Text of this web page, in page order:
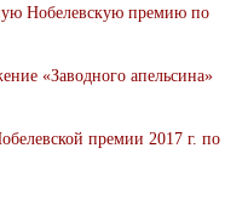
Нобелевскую премию по
«Заводного апельсина»
премии 2017 г. по